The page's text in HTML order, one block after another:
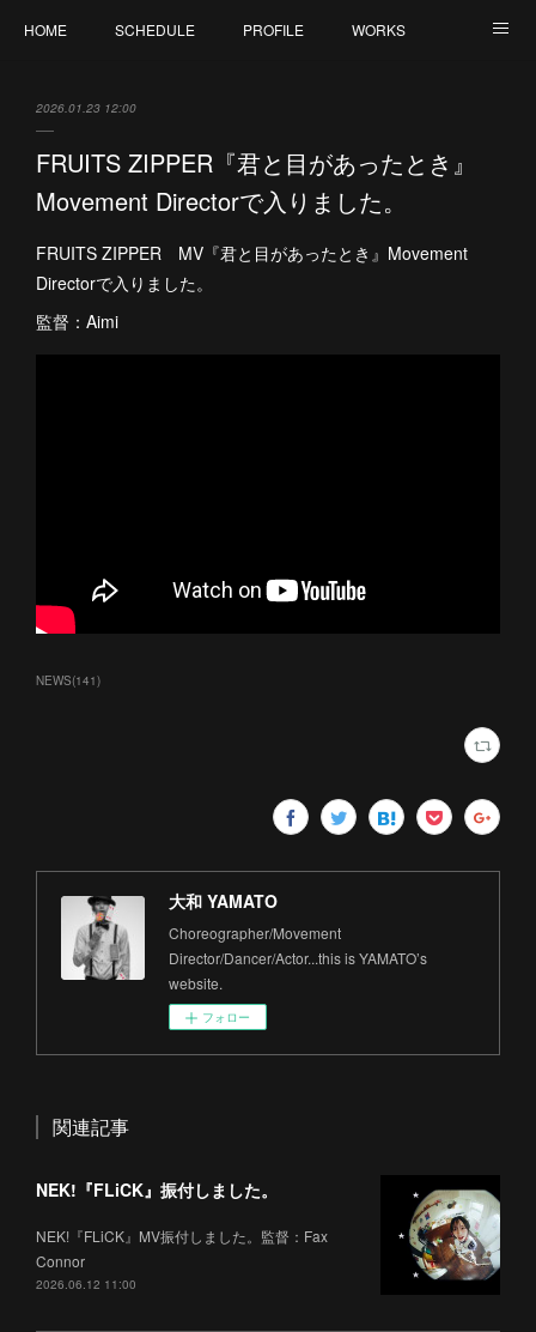
HOME SCHEDULE PROFILE WORKS
2026.01.23 12:00
FRUITS ZIPPER『君と目があったとき』
Movement Directorで入りました。
FRUITS ZIPPER MV『君と目があったとき』Movement
Directorで入りました。
監督：Aimi
NEWS(141)
大和 YAMATO
Choreographer/Movement
Director/Dancer/Actor...this is YAMATO’s
website.
フォロー
関連記事
NEK!『FLiCK』振付しました。
NEK!『FLiCK』MV振付しました。監督：Fax
Connor
2026.06.12 11:00